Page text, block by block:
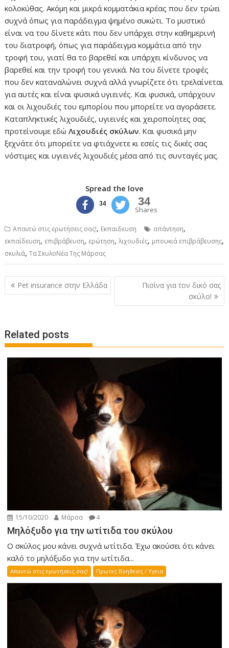
κολοκύθας. Ακόμη και μικρά κομματάκια κρέας που δεν τρώει
συχνά όπως για παράδειγμα ψημένο συκώτι. Το μυστικό
είναι να του δίνετε κάτι που δεν υπάρχει στην καθημερινή
του διατροφή, όπως για παράδειγμα κομμάτια από την
τροφή του, γιατί θα το βαρεθεί και υπάρχει κίνδυνος να
βαρεθεί και την τροφή του γενικά. Να του δίνετε τροφές
που δεν καταναλώνει συχνά αλλά γνωρίζετε ότι τρελαίνεται
για αυτές και είναι φυσικά υγιεινές. Και φυσικά, υπάρχουν
και οι λιχουδιές του εμπορίου που μπορείτε να αγοράσετε.
Καταπληκτικές λιχουδιές, υγιεινές και χειροποίητες σας
προτείνουμε εδώΛιχουδιές σκύλων. Και φυσικά μην
ξεχνάτε ότι μπορείτε να φτιάχνετε κι εσείς τις δικές σας
νόστιμες και υγιεινές λιχουδιές μέσα από τις συνταγές μας.
Spread the love
34 34
Shares
Απαντώ στις ερωτήσεις σας!, Εκπαιδευση απάντηση,
εκπαίδευση, επιβράβευση, ερώτηση,λιχουδιές, μπουκιά επιβράβευσης,
σκυλιά,Τα ΣκυλοΝέα Της Μάρσας
Post
navigation
Pet insurance στην Ελλάδα
Πισίνα για τον δικό σας
σκύλο!
Related posts
15/10/2020 Μάρσα 4
Μηλόξυδο για την ωτίτιδα του σκύλου
Ο σκύλος μου κάνει συχνά ωτίτιδα. Έχω ακούσει ότι κάνει
καλό το μηλόξυδο για την ωτίτιδα...
Απαντώ στις ερωτήσεις σας! Πρωτες Βοηθειες / Υγεια